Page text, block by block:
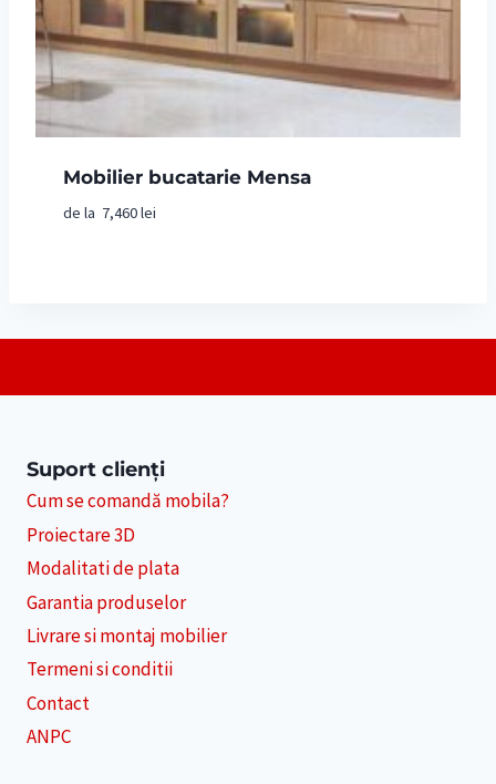
Mobilier bucatarie Mensa
de la 7,460lei
Suport clienți
Cum se comandă mobila?
Proiectare 3D
Modalitati de plata
Garantia produselor
Livrare si montaj mobilier
Termeni si conditii
Contact
ANPC